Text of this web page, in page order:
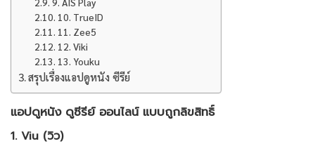
10. TrueID
11. Zee5
12. Viki
13. Youku
สรุปเรื่องแอปดูหนัง ซีรีย์
แอปดูหนัง ดูซีรีย์ ออนไลน์ แบบถูกลิขสิทธิ์
1. Viu (วิว)